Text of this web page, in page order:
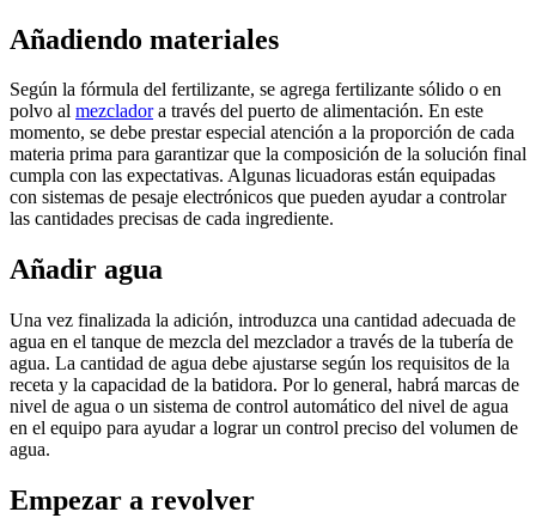
Añadiendo materiales
Según la fórmula del fertilizante, se agrega fertilizante sólido o en
polvo al mezcladora través del puerto de alimentación. En este
momento, se debe prestar especial atención a la proporción de cada
materia prima para garantizar que la composición de la solución final
cumpla con las expectativas. Algunas licuadoras están equipadas
con sistemas de pesaje electrónicos que pueden ayudar a controlar
las cantidades precisas de cada ingrediente.
Añadir agua
Una vez finalizada la adición, introduzca una cantidad adecuada de
agua en el tanque de mezcla del mezclador a través de la tubería de
agua. La cantidad de agua debe ajustarse según los requisitos de la
receta y la capacidad de la batidora. Por lo general, habrá marcas de
nivel de agua o un sistema de control automático del nivel de agua
en el equipo para ayudar a lograr un control preciso del volumen de
agua.
Empezar a revolver